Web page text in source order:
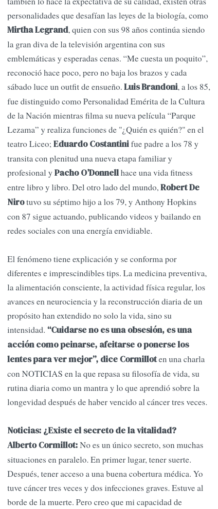
personalidades que desafían las leyes de la biología, como
Mirtha Legrand, quien con sus 98 años continúa siendo
la gran diva de la televisión argentina con sus
emblemáticas y esperadas cenas. “Me cuesta un poquito”,
reconoció hace poco, pero no baja los brazos y cada
sábado luce un outfit de ensueño. Luis Brandoni, a los 85,
fue distinguido como Personalidad Emérita de la Cultura
de la Nación mientras filma su nueva película “Parque
Lezama” y realiza funciones de "¿Quién es quién?" en el
teatro Liceo; Eduardo Costantinifue padre a los 78 y
transita con plenitud una nueva etapa familiar y
profesional y Pacho O’Donnellhace una vida fitness
entre libro y libro. Del otro lado del mundo,Robert De
Nirotuvo su séptimo hijo a los 79, y Anthony Hopkins
con 87 sigue actuando, publicando videos y bailando en
redes sociales con una energía envidiable.
El fenómeno tiene explicación y se conforma por
diferentes e imprescindibles tips. La medicina preventiva,
la alimentación consciente, la actividad física regular, los
avances en neurociencia y la reconstrucción diaria de un
propósito han extendido no solo la vida, sino su
intensidad. “Cuidarse no es una obsesión, es una
acción como peinarse, afeitarse o ponerse los
lentes para ver mejor”, dice Cormilloten una charla
con NOTICIAS en la que repasa su filosofía de vida, su
rutina diaria como un mantra y lo que aprendió sobre la
longevidad después de haber vencido al cáncer tres veces.
Noticias: ¿Existe el secreto de la vitalidad?
Alberto Cormillot:No es un único secreto, son muchas
situaciones en paralelo. En primer lugar, tener suerte.
Después, tener acceso a una buena cobertura médica. Yo
tuve cáncer tres veces y dos infecciones graves. Estuve al
borde de la muerte. Pero creo que mi capacidad de